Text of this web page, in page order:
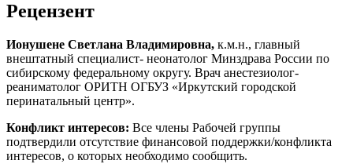
Рецензент
Ионушене Светлана Владимировна, к.м.н., главный
внештатный специалист- неонатолог Минздрава России по
сибирскому федеральному округу. Врач анестезиолог-
реаниматолог ОРИТН ОГБУЗ «Иркутский городской
перинатальный центр».
Конфликт интересов: Все члены Рабочей группы
подтвердили отсутствие финансовой поддержки/конфликта
интересов, о которых необходимо сообщить.